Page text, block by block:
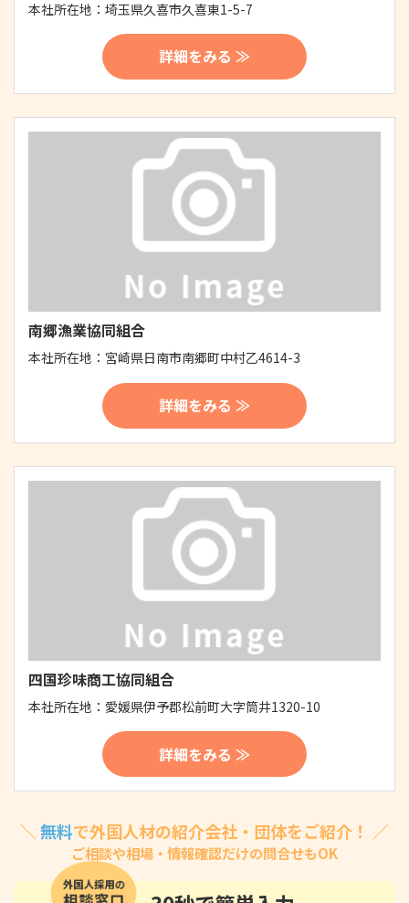
本社所在地： 埼玉県久喜市久喜東1-5-7
詳細をみる ≫
南郷漁業協同組合
本社所在地： 宮崎県日南市南郷町中村乙4614-3
詳細をみる ≫
四国珍味商工協同組合
本社所在地： 愛媛県伊予郡松前町大字筒井1320-10
詳細をみる ≫
＼ 無料で外国人材の紹介会社・団体をご紹介！ ／
ご相談や相場・情報確認だけの問合せもOK